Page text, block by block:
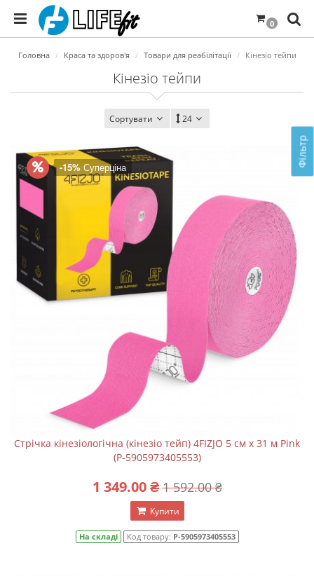
0
Фільтр
Головна Краса та здоров'я Товари для реабілітації Кінезіо тейпи
Кінезіо тейпи
Сортувати 24
-15%Суперціна
Стрічка кінезіологічна (кінезіо тейп) 4FIZJO 5 см x 31 м Pink
(P-5905973405553)
1 349.00 ₴ 1 592.00 ₴
Купити
На складі Код товару: P-5905973405553